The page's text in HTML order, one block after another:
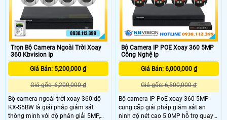
Trọn Bộ Camera Ngoài Trời Xoay
360 Kbvision Ip
Giá Bán: 5,200,000 ₫
Giá gốc: 6,200,000 ₫
Bộ camera ngoài trời xoay 360 độ
KX-S5BW là giải pháp giám sát
thông minh với độ phân giải 5MP,
Bộ Camera IP POE Xoay 360 5MP
Công Nghệ Ip
Giá Bán: 6,000,000 ₫
Giá gốc: 6,500,000 ₫
Bộ camera IP PoE xoay 360 5MP
cung cấp giải pháp giám sát an
ninh độ nét cao 5.0MP hỗ trợ quay